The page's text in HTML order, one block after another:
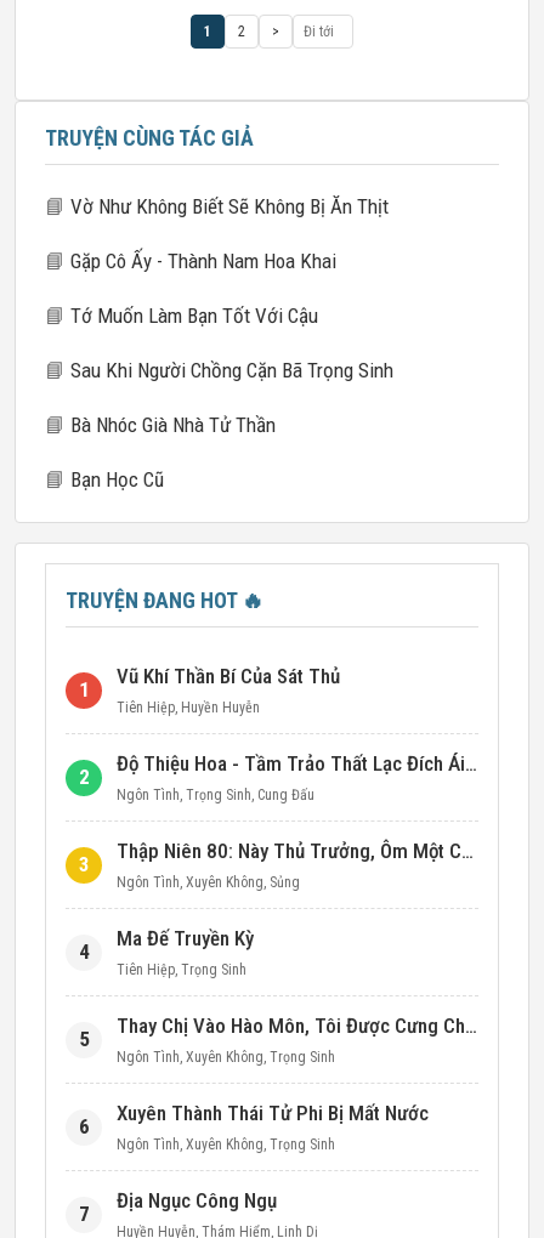
1 2 >
TRUYỆN CÙNG TÁC GIẢ
📘 Vờ Như Không Biết Sẽ Không Bị Ăn Thịt
📘 Gặp Cô Ấy - Thành Nam Hoa Khai
📘 Tớ Muốn Làm Bạn Tốt Với Cậu
📘 Sau Khi Người Chồng Cặn Bã Trọng Sinh
📘 Bà Nhóc Già Nhà Tử Thần
📘 Bạn Học Cũ
TRUYỆN ĐANG HOT 🔥
1
Vũ Khí Thần Bí Của Sát Thủ
Tiên Hiệp, Huyền Huyễn
2
Độ Thiệu Hoa - Tầm Trảo Thất Lạc Đích Ái Tình
Ngôn Tình, Trọng Sinh, Cung Đấu
3
Thập Niên 80: Này Thủ Trưởng, Ôm Một Cái Đi!
Ngôn Tình, Xuyên Không, Sủng
4
Ma Đế Truyền Kỳ
Tiên Hiệp, Trọng Sinh
5
Thay Chị Vào Hào Môn, Tôi Được Cưng Chiều Hết Mực (Thập Niên 90)
Ngôn Tình, Xuyên Không, Trọng Sinh
6
Xuyên Thành Thái Tử Phi Bị Mất Nước
Ngôn Tình, Xuyên Không, Trọng Sinh
7
Địa Ngục Công Ngụ
Huyền Huyễn, Thám Hiểm, Linh Dị